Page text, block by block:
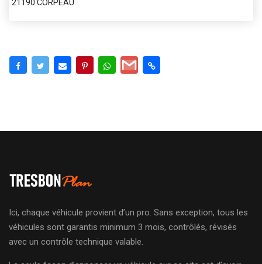
21190 CORPEAU
Ici, chaque véhicule provient d’un pro. Sans exception, tous les
véhicules sont garantis minimum 3 mois, contrôlés, révisés
avec un contrôle technique valable.